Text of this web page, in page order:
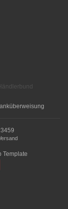
Template